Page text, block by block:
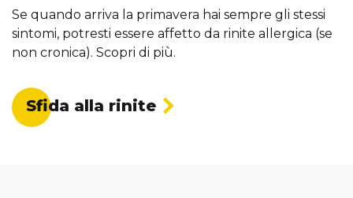
Si è studiato molto il ruolo
predisposizione alle
allergie potenziando il
Se quando arriva la primavera hai sempre gli stessi
sintomi, potresti essere affetto da rinite allergica (se
non cronica). Scopri di più.
Sfida alla rinite